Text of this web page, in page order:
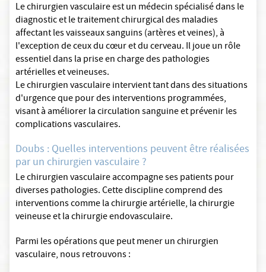
Le chirurgien vasculaire est un médecin spécialisé dans le
diagnostic et le traitement chirurgical des maladies
affectant les vaisseaux sanguins (artères et veines), à
l'exception de ceux du cœur et du cerveau. Il joue un rôle
essentiel dans la prise en charge des pathologies
artérielles et veineuses.
Le chirurgien vasculaire intervient tant dans des situations
d'urgence que pour des interventions programmées,
visant à améliorer la circulation sanguine et prévenir les
complications vasculaires.
Doubs : Quelles interventions peuvent être réalisées
par un chirurgien vasculaire ?
Le chirurgien vasculaire accompagne ses patients pour
diverses pathologies. Cette discipline comprend des
interventions comme la chirurgie artérielle, la chirurgie
veineuse et la chirurgie endovasculaire.
Parmi les opérations que peut mener un chirurgien
vasculaire, nous retrouvons :